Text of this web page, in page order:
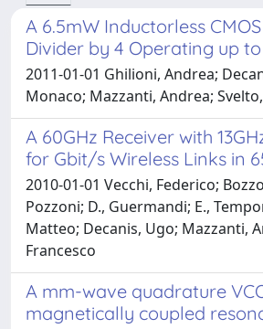
A 6.5mW Inductorless
Divider by 4 Operating up to
2011-01-01 Ghilioni, Andrea;
Monaco; Mazzanti, Andrea;
A 60GHz Receiver with
for Gbit/s Wireless Links in
2010-01-01 Vecchi, Federico;
Pozzoni; D., Guermandi; E.,
Matteo; Decanis, Ugo; Mazzanti,
Francesco
A mm-wave quadrature
magnetically coupled